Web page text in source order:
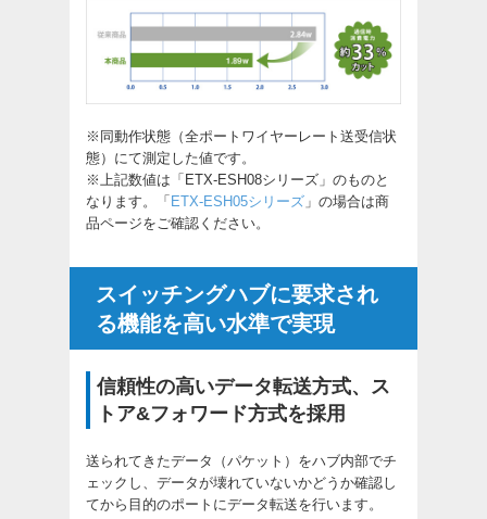
※同動作状態（全ポートワイヤーレート送受信状
態）にて測定した値です。
※上記数値は「ETX-ESH08シリーズ」のものと
なります。「 ETX-ESH05シリーズ 」の場合は商
品ページをご確認ください。
スイッチングハブに要求され
る機能を高い水準で実現
信頼性の高いデータ転送方式、ス
トア&フォワード方式を採用
送られてきたデータ（パケット）をハブ内部でチ
ェックし、データが壊れていないかどうか確認し
てから目的のポートにデータ転送を行います。